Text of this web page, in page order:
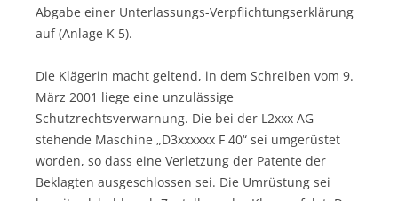
Abgabe einer Unterlassungs-Verpflichtungserklärung
auf (Anlage K 5).
Die Klägerin macht geltend, in dem Schreiben vom 9.
März 2001 liege eine unzulässige
Schutzrechtsverwarnung. Die bei der L2xxx AG
stehende Maschine „D3xxxxxx F 40“ sei umgerüstet
worden, so dass eine Verletzung der Patente der
Beklagten ausgeschlossen sei. Die Umrüstung sei